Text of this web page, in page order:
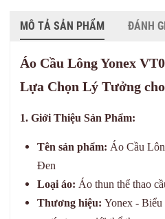
MÔ TẢ SẢN PHẨM ĐÁNH
Áo Cầu Lông Yonex
Lựa Chọn Lý Tưởng
1. Giới Thiệu Sản Phẩm:
Tên sản phẩm: Áo Cầu
Đen
Loại áo: Áo thun thể thao
Thương hiệu: Yonex - Biểu